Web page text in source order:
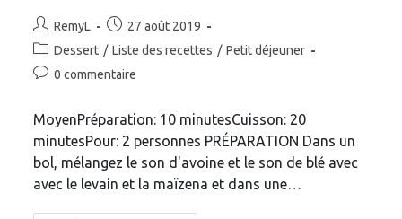
Auteur/autrice
de
publication :
RemyL
Publication
publiée :
27 août 2019
Post
category:
Dessert / Liste des recettes / Petit déjeuner
Commentaires
publication :
0 commentaire
MoyenPréparation: 10 minutesCuisson: 20
minutesPour: 2 personnes PRÉPARATION Dans un
bol, mélangez le son d'avoine et le son de blé avec
avec le levain et la maïzena et dans une…